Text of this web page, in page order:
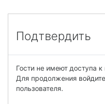
Подтвердить
Гости не имеют доступа
Для продолжения
пользователя.